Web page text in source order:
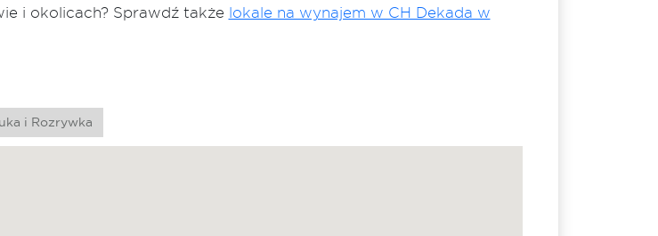
i okolicach? Sprawdź także lokale na wynajem w CH Dekada w
i Rozrywka